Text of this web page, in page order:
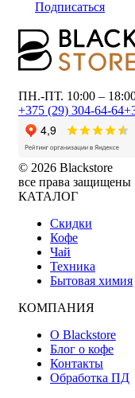
Подписаться
ПН.-ПТ. 10:00 –
+375 (29) 304-64-64
© 2026 Blackstore
все права защищены
КАТАЛОГ
Скидки
Кофе
Чай
Техника
Бытовая химия
КОМПАНИЯ
О Blackstore
Блог о кофе
Контакты
Обработка ПД